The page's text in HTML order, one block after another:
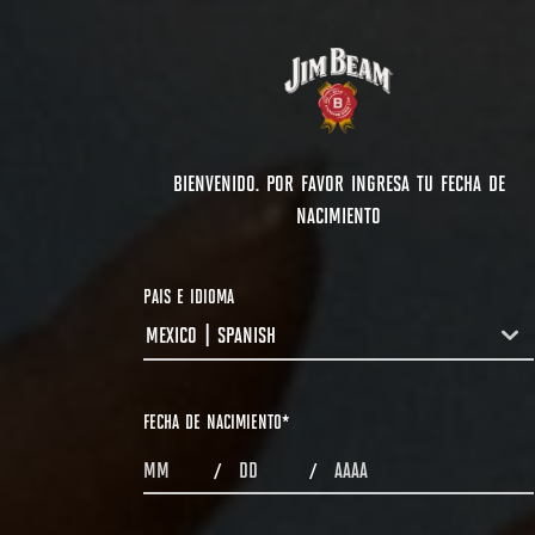
BIENVENIDO. POR FAVOR INGRESA TU FECHA DE
NACIMIENTO
PAIS E IDIOMA
COUNTRYDROPDOWN
MEXICO | SPANISH
FECHA DE NACIMIENTO*
MONTHS
/ DAYS / YEAR